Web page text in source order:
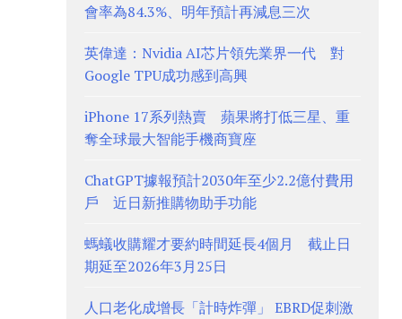
會率為84.3%、明年預計再減息三次
英偉達：Nvidia AI芯片領先業界一代 對
Google TPU成功感到高興
iPhone 17系列熱賣 蘋果將打低三星、重
奪全球最大智能手機商寶座
ChatGPT據報預計2030年至少2.2億付費用
戶 近日新推購物助手功能
螞蟻收購耀才要約時間延長4個月 截止日
期延至2026年3月25日
人口老化成增長「計時炸彈」 EBRD促刺激